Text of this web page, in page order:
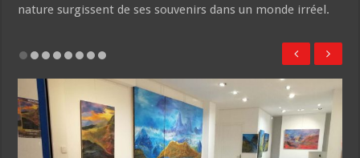
nature surgissent de ses souvenirs dans un monde irréel.